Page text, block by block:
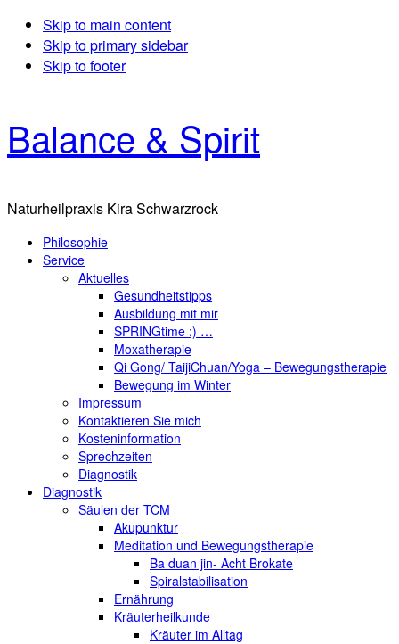
Skip to main content
Skip to primary sidebar
Skip to footer
Balance & Spirit
Naturheilpraxis Kira Schwarzrock
Philosophie
Service
Aktuelles
Gesundheitstipps
Ausbildung mit mir
SPRINGtime :) …
Moxatherapie
Qi Gong/ TaijiChuan/Yoga – Bewegungstherapie
Bewegung im Winter
Impressum
Kontaktieren Sie mich
Kosteninformation
Sprechzeiten
Diagnostik
Diagnostik
Säulen der TCM
Akupunktur
Meditation und Bewegungstherapie
Ba duan jin- Acht Brokate
Spiralstabilisation
Ernährung
Kräuterheilkunde
Kräuter im Alltag